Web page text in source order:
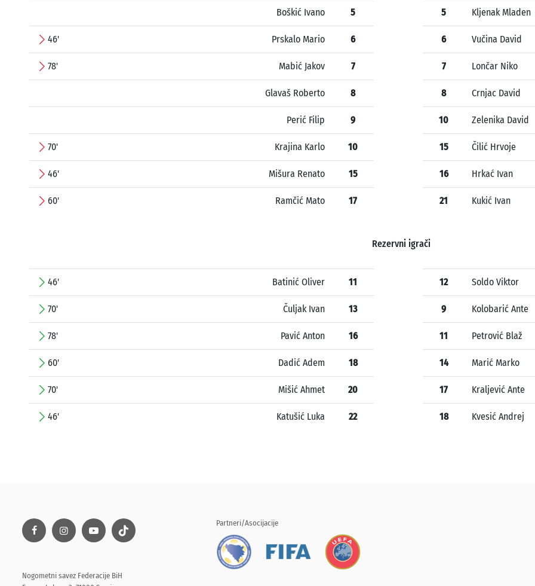
Boškić Ivano 5
46' Prskalo Mario 6
78' Mabić Jakov 7
Glavaš Roberto 8
Perić Filip 9
70' Krajina Karlo 10
46' Mišura Renato 15
60' Ramčić Mato 17
5 Kljenak Mladen
6 Vučina David
7 Lončar Niko
8 Crnjac David
10 Zelenika David
15 Čilić Hrvoje
16 Hrkać Ivan
21 Kukić Ivan
Rezervni igrači
46' Batinić Oliver 11
70' Čuljak Ivan 13
78' Pavić Anton 16
60' Dadić Adem 18
70' Mišić Ahmet 20
46' Katušić Luka 22
12 Soldo Viktor
9 Kolobarić Ante
11 Petrović Blaž
14 Marić Marko
17 Kraljević Ante
18 Kvesić Andrej
Nogometni savez Federacije BiH
Partneri/Asocijacije